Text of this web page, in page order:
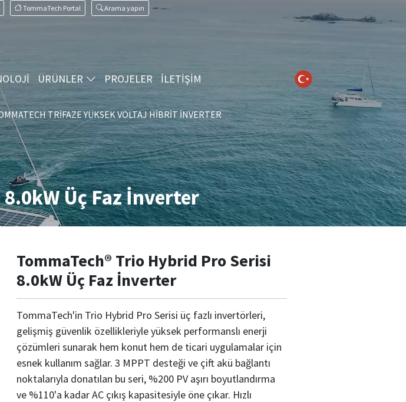
TommaTech Portal Arama yapın
ÜRÜNLER PROJELER İLETİŞİM
TRIFAZE YÜKSEK VOLTAJ HIBRIT İNVERTER
Üç Faz İnverter
TommaTech® Trio Hybrid Pro Serisi
8.0kW Üç Faz İnverter
TommaTech'in Trio Hybrid Pro Serisi üç fazlı invertörleri,
gelişmiş güvenlik özellikleriyle yüksek performanslı enerji
çözümleri sunarak hem konut hem de ticari uygulamalar için
esnek kullanım sağlar. 3 MPPT desteği ve çift akü bağlantı
noktalarıyla donatılan bu seri, %200 PV aşırı boyutlandırma
ve %110'a kadar AC çıkış kapasitesiyle öne çıkar. Hızlı